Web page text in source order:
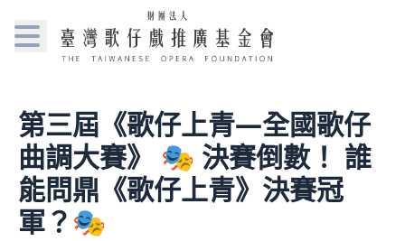
第三屆《歌仔上青—全國歌仔
曲調大賽》 🎭 決賽倒數！ 誰
能問鼎《歌仔上青》決賽冠
軍？🎭